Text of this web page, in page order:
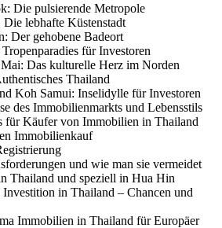
Die pulsierende Metropole
Die lebhafte Küstenstadt
Der gehobene Badeort
für Investoren
Das kulturelle Herz im Norden
Thailand
Koh Samui: Inselidylle für Investoren
des Immobilienmarkts und Lebensstils
für Käufer von Immobilien in Thailand
Immobilienkauf
und wie man sie vermeidet
Thailand und speziell in Hua Hin
in Thailand – Chancen und
Immobilien in Thailand für Europäer